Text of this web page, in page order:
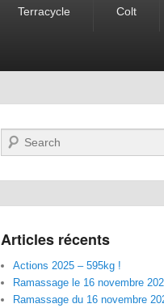
Terracycle Colt
Recherche
Articles récents
Actions 2025 – 595kg !
Ramassage le 16 novembre
Ramassage du 16 novembre